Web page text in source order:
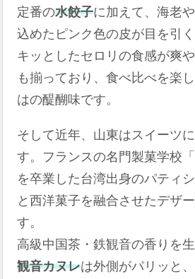
定番の水餃子に加えて、海老
込めたピンク色の皮が目を引く
キッとしたセロリの食感が爽
も揃っており、食べ比べを楽
はの醍醐味です。
そして近年、山東はスイーツ
す。フランスの名門製菓学校
を卒業した台湾出身のパティ
と西洋菓子を融合させたデザ
す。
高級中国茶・鉄観音の香りを
観音カヌレは外側がパリッと